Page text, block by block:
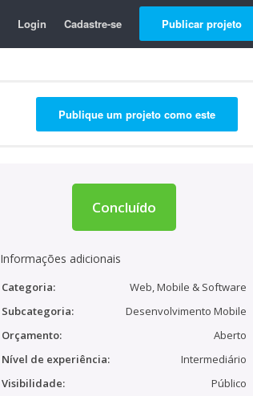
Login Cadastre-se Publicar projeto
Publique um projeto como este
Concluído
Informações adicionais
Categoria:
Web, Mobile & Software
Subcategoria:
Desenvolvimento Mobile
Orçamento:
Aberto
Nível de experiência:
Intermediário
Visibilidade:
Público